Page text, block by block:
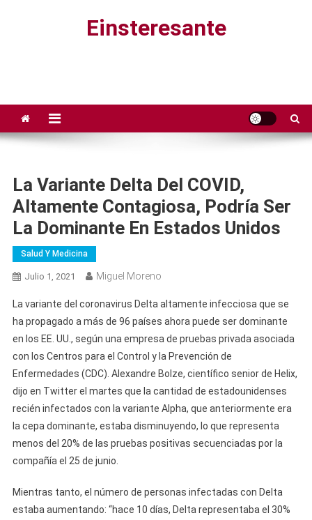
Einsteresante
La Variante Delta Del COVID,
Altamente Contagiosa, Podría Ser
La Dominante En Estados Unidos
Salud Y Medicina
Julio 1, 2021 Miguel Moreno
La variante del coronavirus Delta altamente infecciosa que se
ha propagado a más de 96 países ahora puede ser dominante
en los EE. UU., según una empresa de pruebas privada asociada
con los Centros para el Control y la Prevención de
Enfermedades (CDC). Alexandre Bolze, científico senior de Helix,
dijo en Twitter el martes que la cantidad de estadounidenses
recién infectados con la variante Alpha, que anteriormente era
la cepa dominante, estaba disminuyendo, lo que representa
menos del 20% de las pruebas positivas secuenciadas por la
compañía el 25 de junio.
Mientras tanto, el número de personas infectadas con Delta
estaba aumentando: “hace 10 días, Delta representaba el 30%